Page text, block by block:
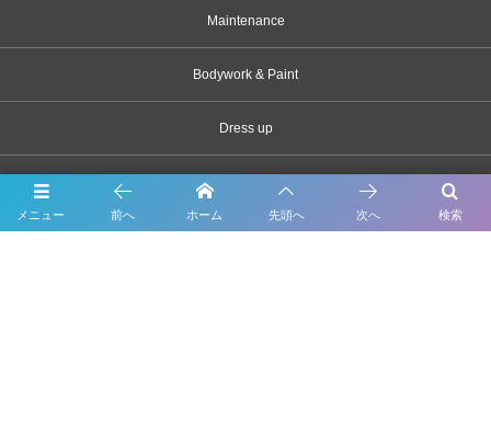
Maintenance
Bodywork & Paint
Dress up
Body coating
Carsensor
メニュー 検索
前へ ホーム 先頭へ 次へ